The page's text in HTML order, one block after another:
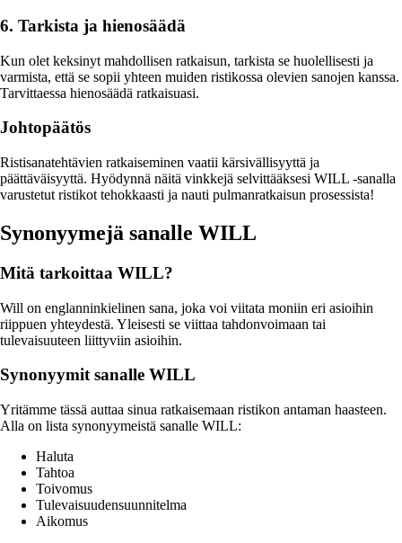
6. Tarkista ja hienosäädä
Kun olet keksinyt mahdollisen ratkaisun, tarkista se huolellisesti ja
varmista, että se sopii yhteen muiden ristikossa olevien sanojen kanssa.
Tarvittaessa hienosäädä ratkaisuasi.
Johtopäätös
Ristisanatehtävien ratkaiseminen vaatii kärsivällisyyttä ja
päättäväisyyttä. Hyödynnä näitä vinkkejä selvittääksesi WILL -sanalla
varustetut ristikot tehokkaasti ja nauti pulmanratkaisun prosessista!
Synonyymejä sanalle WILL
Mitä tarkoittaa WILL?
Will on englanninkielinen sana, joka voi viitata moniin eri asioihin
riippuen yhteydestä. Yleisesti se viittaa tahdonvoimaan tai
tulevaisuuteen liittyviin asioihin.
Synonyymit sanalle WILL
Yritämme tässä auttaa sinua ratkaisemaan ristikon antaman haasteen.
Alla on lista synonyymeistä sanalle WILL:
Haluta
Tahtoa
Toivomus
Tulevaisuudensuunnitelma
Aikomus